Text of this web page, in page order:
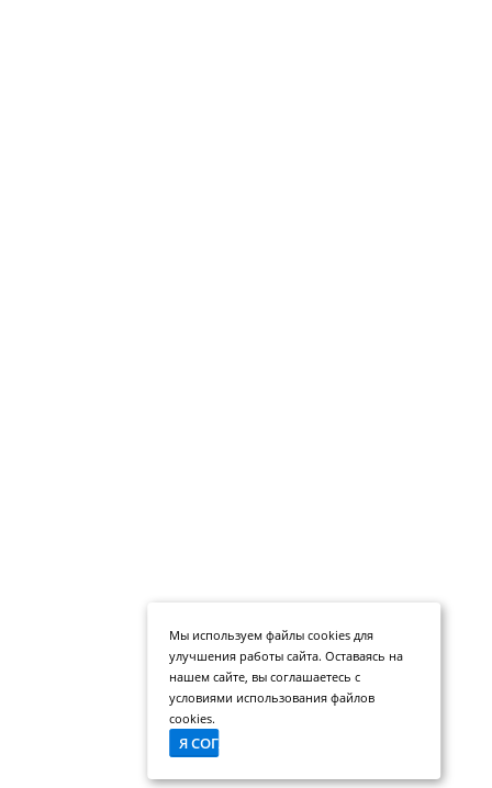
Мы используем файлы cookies для
улучшения работы сайта. Оставаясь на
нашем сайте, вы соглашаетесь с
условиями использования файлов
cookies.
Я СОГЛАСЕН